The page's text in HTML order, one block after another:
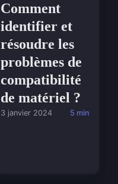
Comment
identifier et
résoudre les
problèmes de
compatibilité
de matériel ?
3 janvier 2024 5 min